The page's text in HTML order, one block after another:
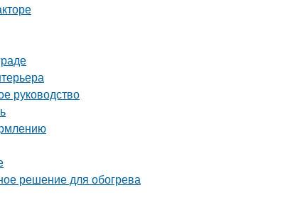
руководство
решение для обогрева